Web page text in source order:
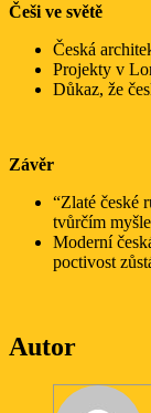
Češi ve světě
Česká
Projekty v
Důkaz, že
Závěr
“Zlaté české
tvůrčím
Moderní
poctivost
Autor